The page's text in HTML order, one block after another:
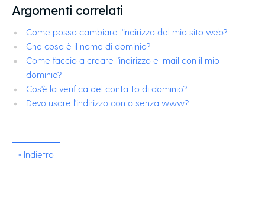
Argomenti correlati
Come posso cambiare l'indirizzo del mio sito web?
Che cosa è il nome di dominio?
Come faccio a creare l'indirizzo e-mail con il mio
dominio?
Cos'è la verifica del contatto di dominio?
Devo usare l'indirizzo con o senza www?
« Indietro